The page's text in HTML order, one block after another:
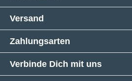
Versand
Zahlungsarten
Verbinde Dich mit uns